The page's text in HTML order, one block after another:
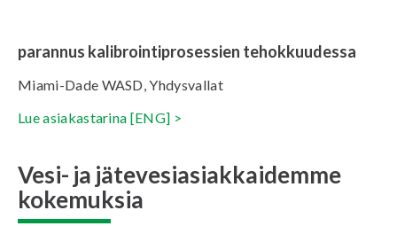
parannus kalibrointiprosessien tehokkuudessa
Miami-Dade WASD, Yhdysvallat
Lue asiakastarina [ENG] >
Vesi- ja jätevesiasiakkaidemme
kokemuksia